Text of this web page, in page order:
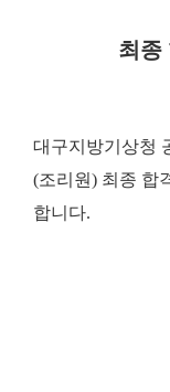
최종
대구지방기상청
(조리원) 최종 합
합니다.